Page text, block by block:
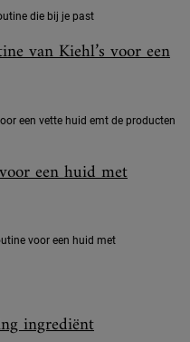
die bij je past
van Kiehl’s voor een
een vette huid emt de producten
een huid met
voor een huid met
ingrediënt